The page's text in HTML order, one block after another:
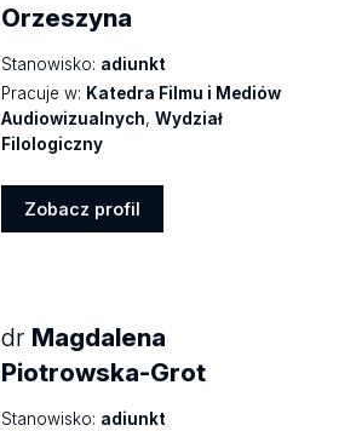
Orzeszyna
Stanowisko: adiunkt
Pracuje w: Katedra Filmu i Mediów
Audiowizualnych,Wydział
Filologiczny
Zobacz profil
dr Magdalena
Piotrowska-Grot
Stanowisko: adiunkt